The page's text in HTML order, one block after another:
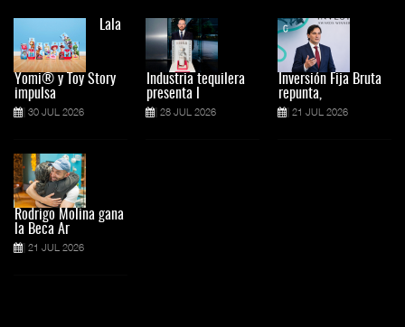
Lala
Yomi® y Toy Story
impulsa
30 JUL 2026
Rodrigo Molina gana
la Beca Ar
21 JUL 2026
Industria tequilera
presenta l
28 JUL 2026
Inversión Fija Bruta
repunta,
21 JUL 2026